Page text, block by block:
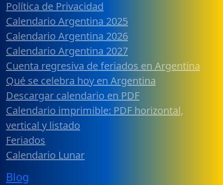
Política de Privacidad
Calendario Argentina 2025
Calendario Argentina 2026
Calendario Argentina 2027
Cuenta regresiva de feriados en Argentina
Qué se celebra hoy en Argentina
Descargar calendario en PDF
Calendario imprimible: PDF horizontal,
vertical y listado
Feriados
Calendario Lunar
Blog